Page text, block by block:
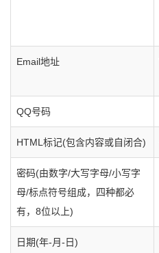
Email地址
QQ号码
HTML标记(包含内容或自闭合)
密码(由数字/大写字母/小写字
母/标点符号组成，四种都必
有，8位以上)
日期(年-月-日)